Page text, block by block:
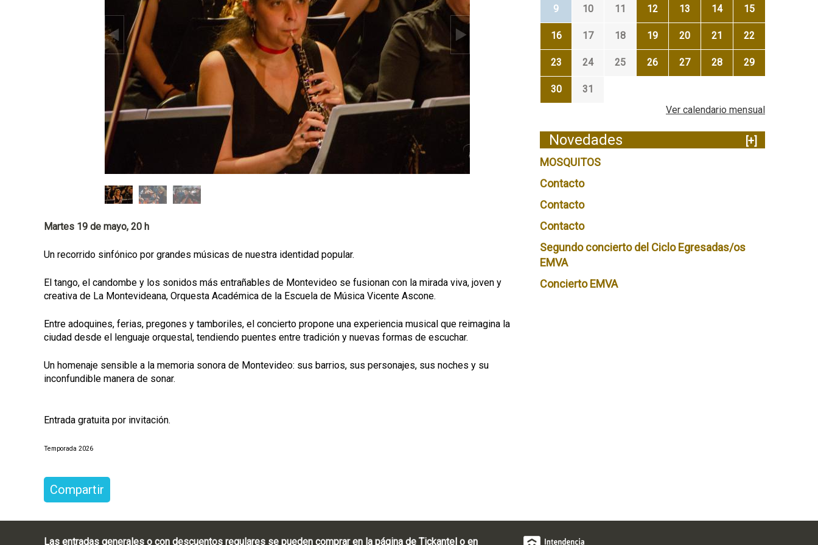
Martes 19 de mayo, 20 h
Un recorrido sinfónico por grandes músicas de nuestra identidad popular.
El tango, el candombe y los sonidos más entrañables de Montevideo se fusionan con la mirada viva, joven y
creativa de La Montevideana, Orquesta Académica de la Escuela de Música Vicente Ascone.
Entre adoquines, ferias, pregones y tamboriles, el concierto propone una experiencia musical que reimagina la
ciudad desde el lenguaje orquestal, tendiendo puentes entre tradición y nuevas formas de escuchar.
Un homenaje sensible a la memoria sonora de Montevideo: sus barrios, sus personajes, sus noches y su
inconfundible manera de sonar.
Entrada gratuita por invitación.
Temporada 2026
Compartir
9 10 11 12 13 14 15
16 17 18 19 20 21 22
23 24 25 26 27 28 29
30
31
Ver calendario mensual
Novedades
[+]
MOSQUITOS
Contacto
Contacto
Contacto
Segundo concierto del Ciclo Egresadas/os
EMVA
Concierto EMVA
Las entradas generales o con descuentos regulares se pueden comprar en la página de Tickantel o en